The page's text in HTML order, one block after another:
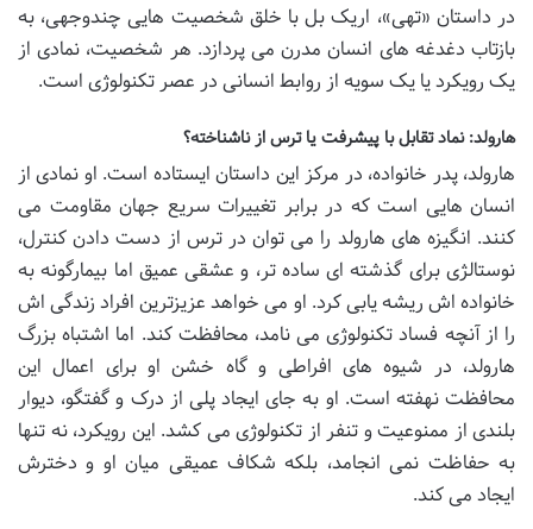
در داستان «تهی»، اریک بل با خلق شخصیت هایی چندوجهی، به
بازتاب دغدغه های انسان مدرن می پردازد. هر شخصیت، نمادی از
یک رویکرد یا یک سویه از روابط انسانی در عصر تکنولوژی است.
هارولد: نماد تقابل با پیشرفت یا ترس از ناشناخته؟
هارولد، پدر خانواده، در مرکز این داستان ایستاده است. او نمادی از
انسان هایی است که در برابر تغییرات سریع جهان مقاومت می
کنند. انگیزه های هارولد را می توان در ترس از دست دادن کنترل،
نوستالژی برای گذشته ای ساده تر، و عشقی عمیق اما بیمارگونه به
خانواده اش ریشه یابی کرد. او می خواهد عزیزترین افراد زندگی اش
را از آنچه فساد تکنولوژی می نامد، محافظت کند. اما اشتباه بزرگ
هارولد، در شیوه های افراطی و گاه خشن او برای اعمال این
محافظت نهفته است. او به جای ایجاد پلی از درک و گفتگو، دیوار
بلندی از ممنوعیت و تنفر از تکنولوژی می کشد. این رویکرد، نه تنها
به حفاظت نمی انجامد، بلکه شکاف عمیقی میان او و دخترش
ایجاد می کند.